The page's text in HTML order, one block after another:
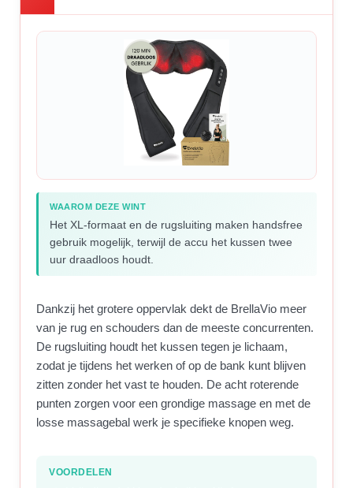
WAAROM DEZE WINT
Het XL-formaat en de rugsluiting maken handsfree
gebruik mogelijk, terwijl de accu het kussen twee
uur draadloos houdt.
Dankzij het grotere oppervlak dekt de BrellaVio meer
van je rug en schouders dan de meeste concurrenten.
De rugsluiting houdt het kussen tegen je lichaam,
zodat je tijdens het werken of op de bank kunt blijven
zitten zonder het vast te houden. De acht roterende
punten zorgen voor een grondige massage en met de
losse massagebal werk je specifieke knopen weg.
VOORDELEN